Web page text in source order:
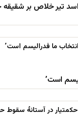
جبران: ۲۴ اسد تیر خلاص بر
است’